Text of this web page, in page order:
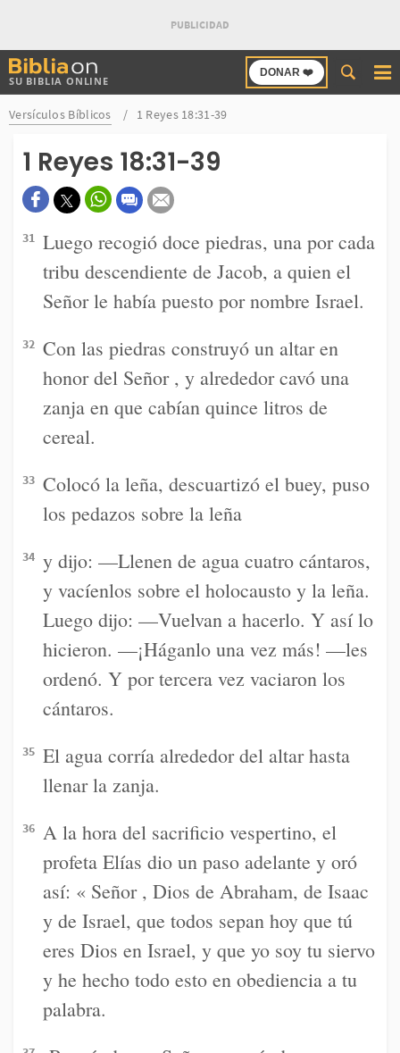
SU BIBLIA ONLINE
DONAR ❤️
Buscar
en
Bibliaon
Versículos Bíblicos 1 Reyes 18:31-39
1 Reyes 18:31-39
31 Luego recogió doce piedras, una por cada
tribu descendiente de Jacob, a quien el
Señor le había puesto por nombre Israel.
32 Con las piedras construyó un altar en
honor del Señor , y alrededor cavó una
zanja en que cabían quince litros de
cereal.
33 Colocó la leña, descuartizó el buey, puso
los pedazos sobre la leña
34 y dijo: —Llenen de agua cuatro cántaros,
y vacíenlos sobre el holocausto y la leña.
Luego dijo: —Vuelvan a hacerlo. Y así lo
hicieron. —¡Háganlo una vez más! —les
ordenó. Y por tercera vez vaciaron los
cántaros.
35 El agua corría alrededor del altar hasta
llenar la zanja.
36 A la hora del sacrificio vespertino, el
profeta Elías dio un paso adelante y oró
así: « Señor , Dios de Abraham, de Isaac
y de Israel, que todos sepan hoy que tú
eres Dios en Israel, y que yo soy tu siervo
y he hecho todo esto en obediencia a tu
palabra.